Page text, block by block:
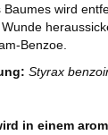
wird
Benzoe.
Styrax
in einem